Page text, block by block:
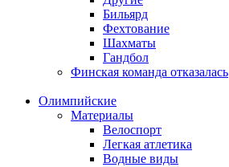
Бильярд
Фехтование
Шахматы
Гандбол
Финская команда отказалась
Олимпийские
Материалы
Велоспорт
Легкая атлетика
Водные виды